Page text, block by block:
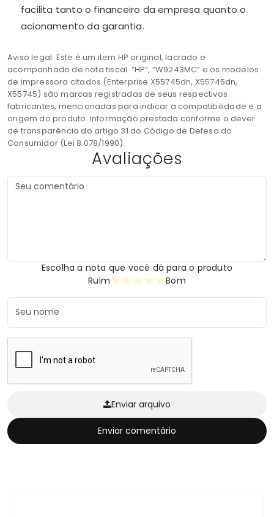
facilita tanto o financeiro da empresa quanto o
acionamento da garantia.
Aviso legal: Este é um item HP original, lacrado e
acompanhado de nota fiscal. “HP”, “W9243MC” e os modelos
de impressora citados (Enterprise X55745dn, X55745dn,
X55745) são marcas registradas de seus respectivos
fabricantes, mencionadas para indicar a compatibilidade e a
origem do produto. Informação prestada conforme o dever
de transparência do artigo 31 do Código de Defesa do
Consumidor (Lei 8.078/1990).
Avaliações
Escolha a nota que você dá para o produto
Ruim
★
★
★
★
★ Bom
Enviar arquivo
Enviar comentário